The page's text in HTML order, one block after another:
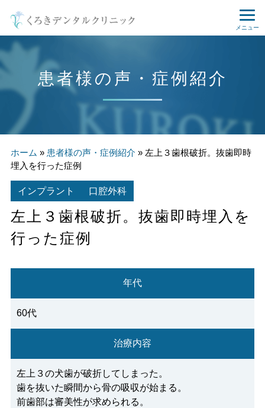
メニュー
患者様の声・症例紹介
ホーム » 患者様の声・症例紹介 » 左上３歯根破折。抜歯即時
埋入を行った症例
インプラント 口腔外科
左上３歯根破折。抜歯即時埋入を
行った症例
年代
60代
治療内容
左上３の犬歯が破折してしまった。
歯を抜いた瞬間から骨の吸収が始まる。
前歯部は審美性が求められる。